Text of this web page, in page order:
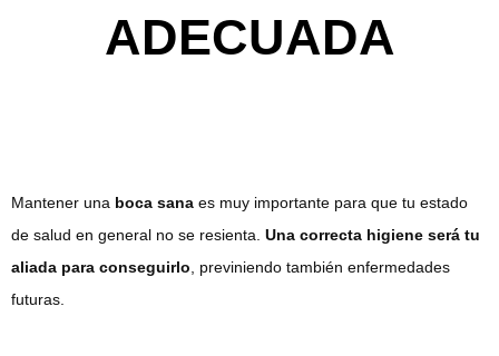
ADECUADA
Mantener una boca sana es muy importante para que tu estado
de salud en general no se resienta. Una correcta higiene será tu
aliada para conseguirlo, previniendo también enfermedades
futuras.